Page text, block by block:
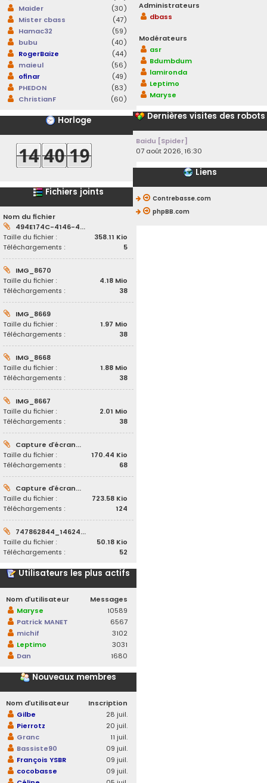
Maider
(30)
Mister cbass
(47)
Hamac32
(59)
bubu
(40)
RogerBaize
(44)
maieul
(56)
ofinar
(49)
PHEDON
(83)
ChristianF
(60)
Horloge
Fichiers joints
Nom du fichier
494E174C-4146-4...
Taille du fichier :
358.11 Kio
Téléchargements :
5
IMG_8670
Taille du fichier :
4.18 Mio
Téléchargements :
38
IMG_8669
Taille du fichier :
1.97 Mio
Téléchargements :
38
IMG_8668
Taille du fichier :
1.88 Mio
Téléchargements :
38
IMG_8667
Taille du fichier :
2.01 Mio
Téléchargements :
38
Capture d’écran...
Taille du fichier :
170.44 Kio
Téléchargements :
68
Capture d’écran...
Taille du fichier :
723.58 Kio
Téléchargements :
124
747862844_14624...
Taille du fichier :
50.18 Kio
Téléchargements :
52
Utilisateurs les plus actifs
Nom d’utilisateur
Messages
Maryse
10589
Patrick MANET
6567
michif
3102
Leptimo
3031
Dan
1680
Nouveaux membres
Nom d’utilisateur
Inscription
Gilbe
28 juil.
Pierrotz
20 juil.
Granc
11 juil.
Bassiste90
09 juil.
François YSBR
09 juil.
cocobasse
09 juil.
Administrateurs
dbass
Modérateurs
asr
Bdumbdum
lamironda
Leptimo
Maryse
Dernières visites des robots
Baidu [Spider]
07 août 2026, 16:30
Liens
Contrebasse.com
phpBB.com